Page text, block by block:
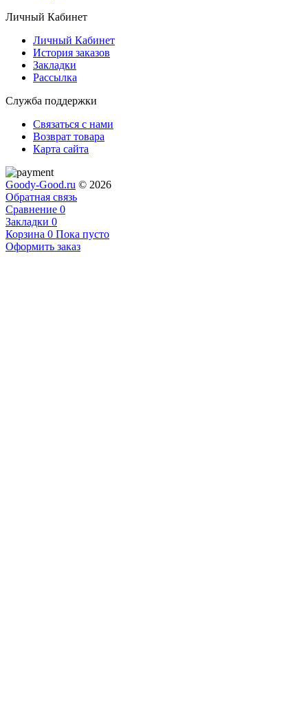
Личный Кабинет
Личный Кабинет
История заказов
Закладки
Рассылка
Служба поддержки
Связаться с нами
Возврат товара
Карта сайта
Goody-Good.ru © 2026
Обратная связь
Сравнение 0
Закладки 0
Корзина 0 Пока пусто
Оформить заказ